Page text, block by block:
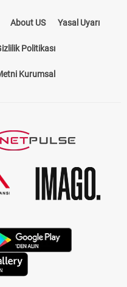
About US Yasal Uyarı
Politikası
Kurumsal